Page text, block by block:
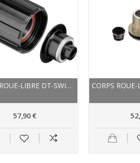
CORPS ROUE-LIBRE DT-SWISS ALU SHIMANO...
57,90 €